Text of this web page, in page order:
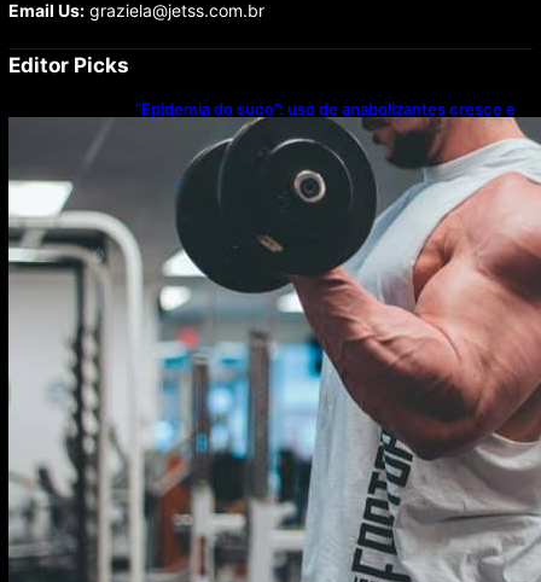
Email Us: graziela@jetss.com.br
Editor Picks
“Epidemia do suco”: uso de anabolizantes cresce e
acende alerta sobre riscos à saúde